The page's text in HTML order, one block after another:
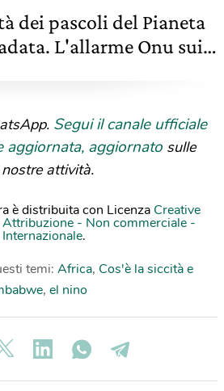
dei pascoli del Pianeta
L'allarme Onu sui
Segui il canale ufficiale
aggiornata, aggiornato sulle
attività.
è distribuita con Licenza Creative
- Non commerciale -
.
temi: Africa, Cos'è la siccità e
, el nino